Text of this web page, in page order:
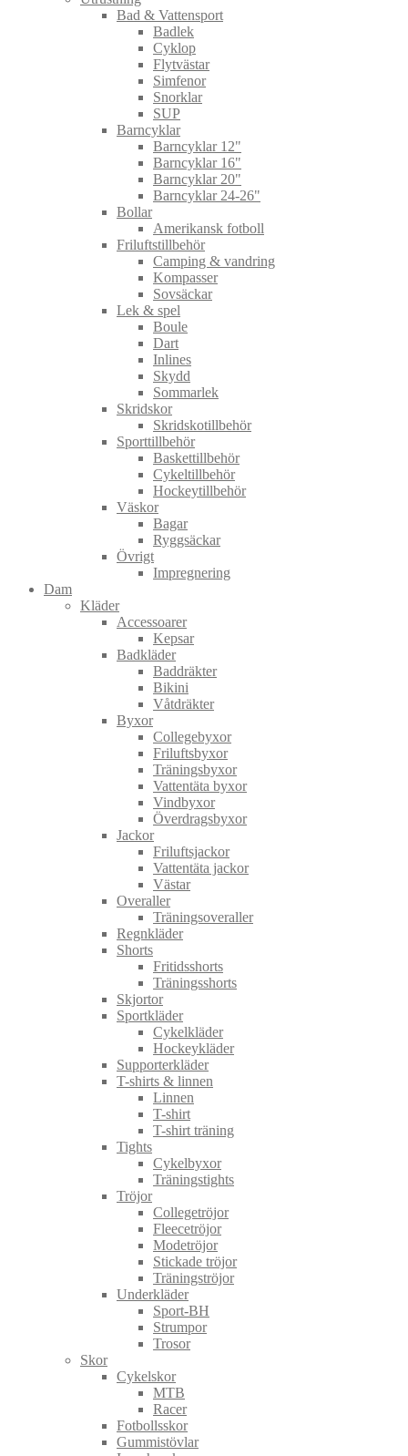
Bad & Vattensport
Badlek
Cyklop
Flytvästar
Simfenor
Snorklar
SUP
Barncyklar
Barncyklar 12"
Barncyklar 16"
Barncyklar 20"
Barncyklar 24-26"
Bollar
Amerikansk fotboll
Friluftstillbehör
Camping & vandring
Kompasser
Sovsäckar
Lek & spel
Boule
Dart
Inlines
Skydd
Sommarlek
Skridskor
Skridskotillbehör
Sporttillbehör
Baskettillbehör
Cykeltillbehör
Hockeytillbehör
Väskor
Bagar
Ryggsäckar
Övrigt
Impregnering
Dam
Kläder
Accessoarer
Kepsar
Badkläder
Baddräkter
Bikini
Våtdräkter
Byxor
Collegebyxor
Friluftsbyxor
Träningsbyxor
Vattentäta byxor
Vindbyxor
Överdragsbyxor
Jackor
Friluftsjackor
Vattentäta jackor
Västar
Overaller
Träningsoveraller
Regnkläder
Shorts
Fritidsshorts
Träningsshorts
Skjortor
Sportkläder
Cykelkläder
Hockeykläder
Supporterkläder
T-shirts & linnen
Linnen
T-shirt
T-shirt träning
Tights
Cykelbyxor
Träningstights
Tröjor
Collegetröjor
Fleecetröjor
Modetröjor
Stickade tröjor
Träningströjor
Underkläder
Sport-BH
Strumpor
Trosor
Skor
Cykelskor
MTB
Racer
Fotbollsskor
Gummistövlar